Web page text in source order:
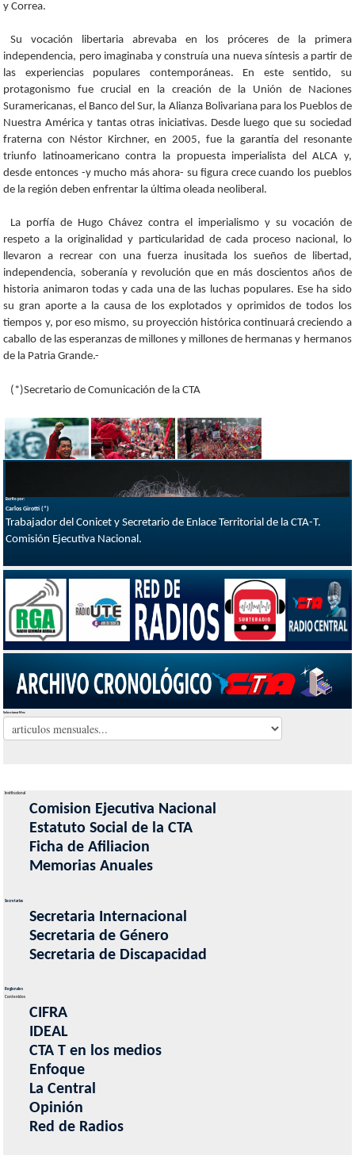
y Correa.
Su vocación libertaria abrevaba en los próceres de la primera
independencia, pero imaginaba y construía una nueva síntesis a partir de
las experiencias populares contemporáneas. En este sentido, su
protagonismo fue crucial en la creación de la Unión de Naciones
Suramericanas, el Banco del Sur, la Alianza Bolivariana para los Pueblos de
Nuestra América y tantas otras iniciativas. Desde luego que su sociedad
fraterna con Néstor Kirchner, en 2005, fue la garantía del resonante
triunfo latinoamericano contra la propuesta imperialista del ALCA y,
desde entonces -y mucho más ahora- su figura crece cuando los pueblos
de la región deben enfrentar la última oleada neoliberal.
La porfía de Hugo Chávez contra el imperialismo y su vocación de
respeto a la originalidad y particularidad de cada proceso nacional, lo
llevaron a recrear con una fuerza inusitada los sueños de libertad,
independencia, soberanía y revolución que en más doscientos años de
historia animaron todas y cada una de las luchas populares. Ese ha sido
su gran aporte a la causa de los explotados y oprimidos de todos los
tiempos y, por eso mismo, su proyección histórica continuará creciendo a
caballo de las esperanzas de millones y millones de hermanas y hermanos
de la Patria Grande.-
(*)Secretario de Comunicación de la CTA
Escrito por:
Carlos Girotti (*)
Trabajador del Conicet y Secretario de Enlace Territorial de la CTA-T.
Comisión Ejecutiva Nacional.
Seleccionar Mes
Institucional
Comision Ejecutiva Nacional
Estatuto Social de la CTA
Ficha de Afiliacion
Memorias Anuales
Secretarias
Secretaria Internacional
Secretaria de Género
Secretaria de Discapacidad
Regionales
Contenidos
CIFRA
IDEAL
CTA T en los medios
Enfoque
La Central
Opinión
Red de Radios